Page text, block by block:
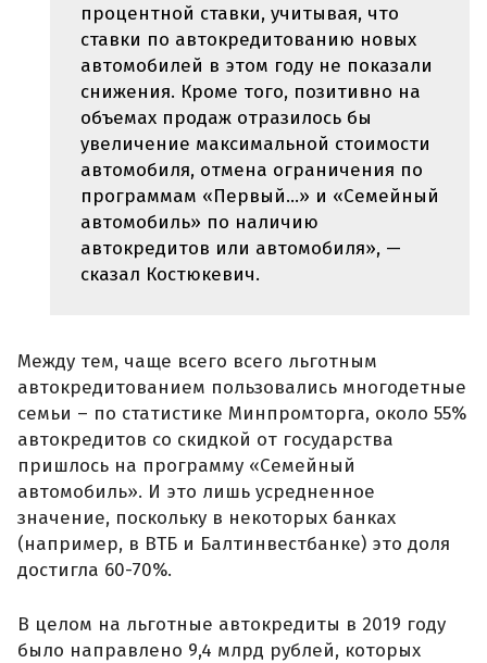
процентной ставки, учитывая, что
ставки по автокредитованию новых
автомобилей в этом году не показали
снижения. Кроме того, позитивно на
объемах продаж отразилось бы
увеличение максимальной стоимости
автомобиля, отмена ограничения по
программам «Первый...» и «Семейный
автомобиль» по наличию
автокредитов или автомобиля», —
сказал Костюкевич.
Между тем, чаще всего всего льготным
автокредитованием пользовались многодетные
семьи – по статистике Минпромторга, около 55%
автокредитов со скидкой от государства
пришлось на программу «Семейный
автомобиль». И это лишь усредненное
значение, поскольку в некоторых банках
(например, в ВТБ и Балтинвестбанке) это доля
достигла 60-70%.
В целом на льготные автокредиты в 2019 году
было направлено 9,4 млрд рублей, которых